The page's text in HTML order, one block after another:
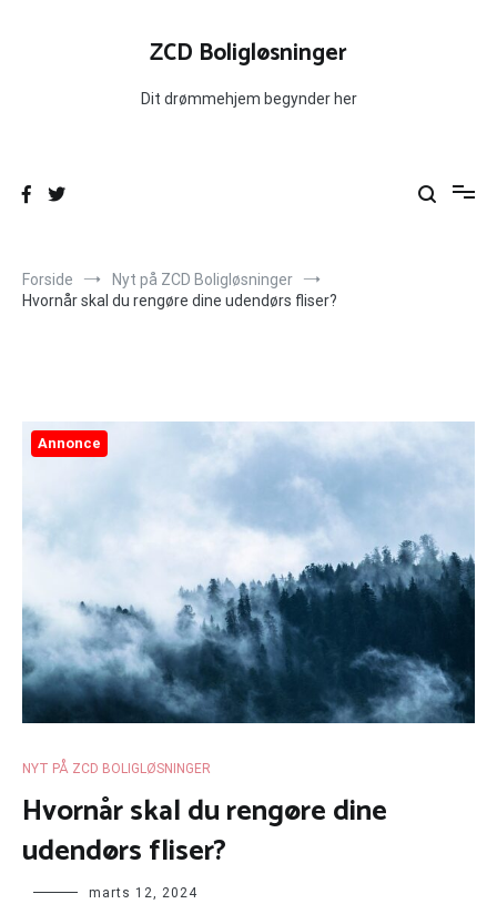
ZCD Boligløsninger
Dit drømmehjem begynder her
Forside
Nyt på ZCD Boligløsninger
Hvornår skal du rengøre dine udendørs fliser?
Annonce
NYT PÅ ZCD BOLIGLØSNINGER
Hvornår skal du rengøre dine
udendørs fliser?
marts 12, 2024